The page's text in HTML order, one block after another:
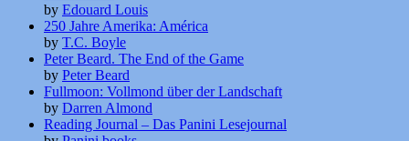
by Edouard Louis
250 Jahre Amerika: América
by T.C. Boyle
Peter Beard. The End of the Game
by Peter Beard
Fullmoon: Vollmond über der Landschaft
by Darren Almond
Reading Journal – Das Panini Lesejournal